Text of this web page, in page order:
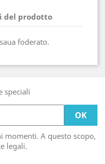
del prodotto
foderato.
speciali
momenti. A questo scopo,
legali.